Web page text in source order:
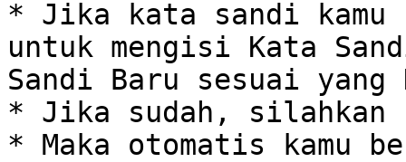
* Jika kata sandi kamu
untuk mengisi Kata
Sandi Baru sesuai yang
* Jika sudah, silahkan
* Maka otomatis kamu